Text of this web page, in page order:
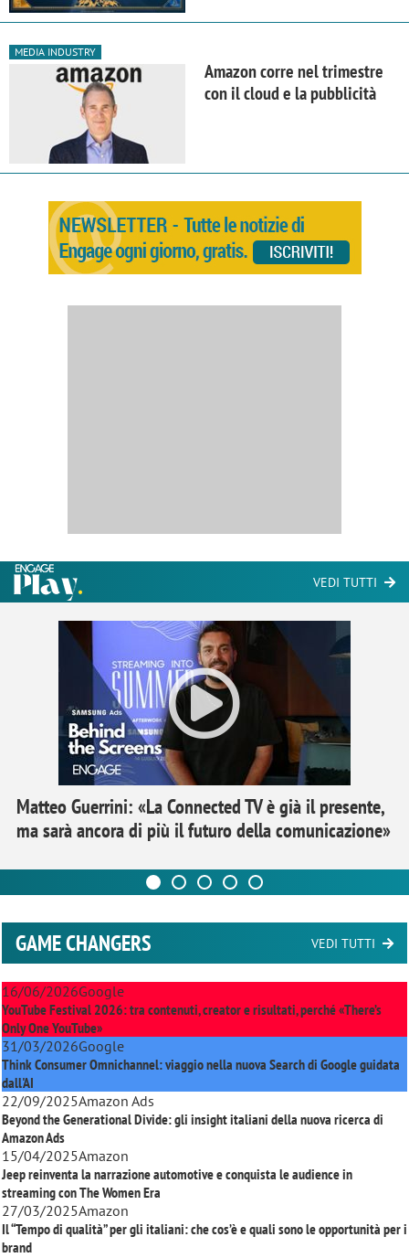
MEDIA INDUSTRY
Amazon corre nel trimestre
con il cloud e la pubblicità
VEDI TUTTI
Matteo Guerrini: «La Connected TV è già il presente,
ma sarà ancora di più il futuro della comunicazione»
GAME CHANGERS VEDI TUTTI
16/06/2026Google
YouTube Festival 2026: tra contenuti, creator e risultati, perché «There’s
Only One YouTube»
31/03/2026Google
Think Consumer Omnichannel: viaggio nella nuova Search di Google guidata
dall'AI
22/09/2025Amazon Ads
Beyond the Generational Divide: gli insight italiani della nuova ricerca di
Amazon Ads
15/04/2025Amazon
Jeep reinventa la narrazione automotive e conquista le audience in
streaming conThe Women Era
27/03/2025Amazon
Il “Tempo di qualità” per gli italiani: che cos’è e quali sono le opportunità per i
brand